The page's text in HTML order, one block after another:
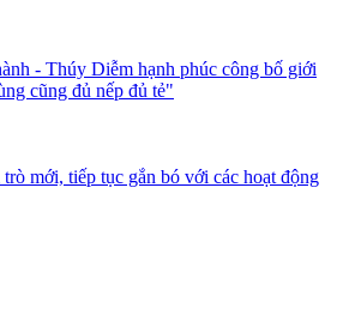
- Thúy Diễm hạnh phúc công bố giới
cũng đủ nếp đủ tẻ"
mới, tiếp tục gắn bó với các hoạt động